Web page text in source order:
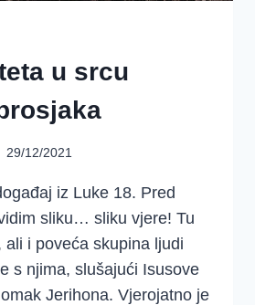
u srcu
29/12/2021
iz Luke 18. Pred
sliku… sliku vjere! Tu
ali i poveća skupina ljudi
s njima, slušajući Isusove
Jerihona. Vjerojatno je